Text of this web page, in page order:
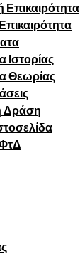
Επικαιρότητα
Ιστορίας
Θεωρίας
Δράση
ΦτΔ